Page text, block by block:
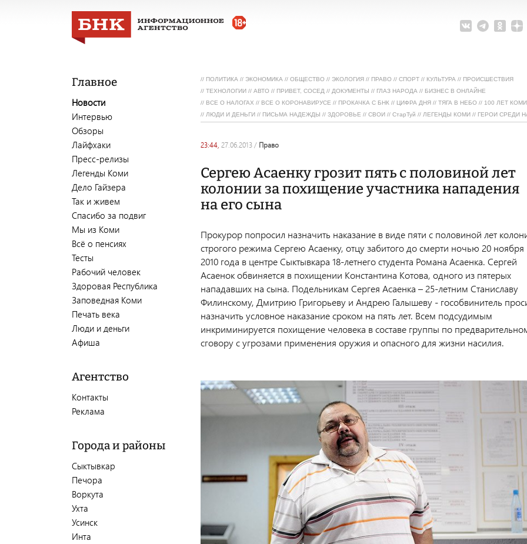
Главное
Новости
Интервью
Обзоры
Лайфхаки
Пресс-релизы
Легенды Коми
Дело Гайзера
Так и живем
Спасибо за подвиг
Мы из Коми
Всё о пенсиях
Тесты
Рабочий человек
Здоровая Республика
Заповедная Коми
Печать века
Люди и деньги
Афиша
Агентство
Контакты
Реклама
Города и районы
Сыктывкар
Печора
Воркута
Ухта
Усинск
Инта
// ПОЛИТИКА // ЭКОНОМИКА // ОБЩЕСТВО // ЭКОЛОГИЯ // ПРАВО // СПОРТ // КУЛЬТУРА // ПРОИСШЕСТВИЯ
// ТЕХНОЛОГИИ // АВТО // ПРИВЕТ, СОСЕД // ДОКУМЕНТЫ // ГЛАЗ НАРОДА // БИЗНЕС В ОНЛАЙНЕ
// ВСЕ О НАЛОГАХ // ВСЕ О КОРОНАВИРУСЕ // ПРОКАЧКА С БНК // ЦИФРА ДНЯ // ТЯГА В НЕБО // 100 ЛЕТ КОМИ
// ЛЮДИ И ДЕНЬГИ // ПИСЬМА НАДЕЖДЫ // ЗДОРОВЬЕ // СВОИ // СтарТуй // ЛЕГЕНДЫ КОМИ // ГЕРОИ СРЕДИ
23:44, 27.06.2013 / право
Сергею Асаенку грозит пять с половиной лет
колонии за похищение участника нападения
на его сына
Прокурор попросил назначить наказание в виде пяти с половиной лет
строгого режима Сергею Асаенку, отцу забитого до смерти ночью 20 ноября
2010 года в центре Сыктывкара 18-летнего студента Романа Асаенка. Сергей
Асаенок обвиняется в похищении Константина Котова, одного из пятерых
нападавших на сына. Подельникам Сергея Асаенка – 25-летним Станиславу
Филинскому, Дмитрию Григорьеву и Андрею Галышеву - гособвинитель
назначить условное наказание сроком на пять лет. Всем подсудимым
инкриминируется похищение человека в составе группы по
сговору с угрозами применения оружия и опасного для жизни насилия.